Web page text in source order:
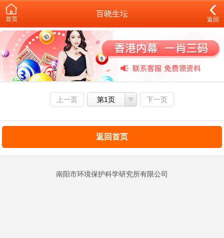
首页
百晓生坛
返回
上一页 第1页 下一页
返回首页
南阳市环境保护科学研究所有限公司